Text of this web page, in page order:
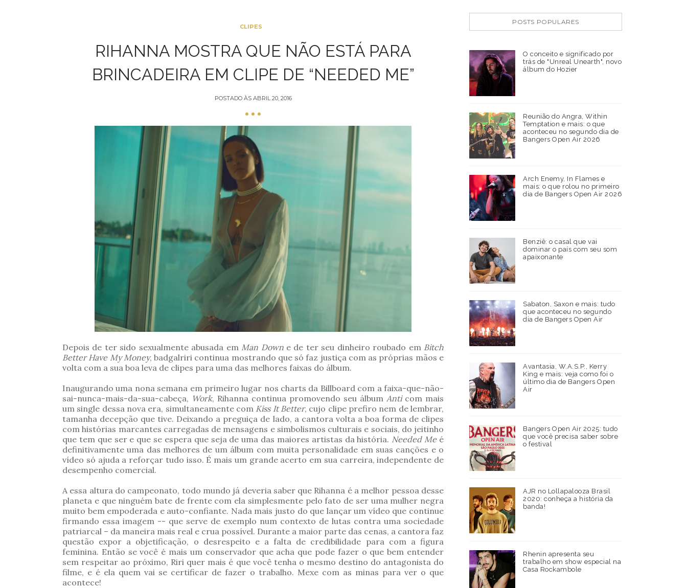
CLIPES
RIHANNA MOSTRA QUE NÃO ESTÁ PARA
BRINCADEIRA EM CLIPE DE “NEEDED ME”
POSTADO ÀS ABRIL 20, 2016
Depois de ter sido sexualmente abusada em Man Downe de ter seu dinheiro roubado em Bitch
Better Have My Money, badgalriri continua mostrando que só faz justiça com as próprias mãos e
volta com a sua boa leva de clipes para uma das melhores faixas do álbum.
Inaugurando uma nona semana em primeiro lugar nos charts da Billboard com a faixa-que-não-
sai-nunca-mais-da-sua-cabeça, Work, Rihanna continua promovendo seu álbum Anti com mais
um single dessa nova era, simultaneamente com Kiss It Better, cujo clipe prefiro nem de lembrar,
tamanha decepção que tive. Deixando a preguiça de lado, a cantora volta a boa forma de clipes
com histórias marcantes carregadas de mensagens e simbolismos culturais e sociais, do jeitinho
que tem que ser e que se espera que seja de uma das maiores artistas da história. Needed Meé
definitivamente uma das melhores de um álbum com muita personalidade em suas canções e o
vídeo só ajuda a reforçar tudo isso. É mais um grande acerto em sua carreira, independente de
desempenho comercial.
A essa altura do campeonato, todo mundo já deveria saber que Rihanna é a melhor pessoa desse
planeta e que ninguém bate de frente com ela simplesmente pelo fato de ser uma mulher negra
muito bem empoderada e auto-confiante. Nada mais justo do que lançar um vídeo que continue
firmando essa imagem -- que serve de exemplo num contexto de lutas contra uma sociedade
patriarcal – da maneira mais real e crua possível. Durante a maior parte das cenas, a cantora faz
questão expor a objetificação, o desrespeito e a falta de credibilidade para com a figura
feminina. Então se você é mais um conservador que acha que pode fazer o que bem entender
sem respeitar ao próximo, Riri quer mais é que você tenha o mesmo destino do antagonista do
filme, e é ela quem vai se certificar de fazer o trabalho. Mexe com as minas para ver o que
acontece!
POSTS POPULARES
O conceito e significado por
trás de "Unreal Unearth", novo
álbum do Hozier
Reunião do Angra, Within
Temptation e mais: o que
aconteceu no segundo dia de
Bangers Open Air 2026
Arch Enemy, In Flames e
mais: o que rolou no primeiro
dia de Bangers Open Air 2026
Benziê: o casal que vai
dominar o país com seu som
apaixonante
Sabaton, Saxon e mais: tudo
que aconteceu no segundo
dia de Bangers Open Air
Avantasia, W.A.S.P., Kerry
King e mais: veja como foi o
último dia de Bangers Open
Air
Bangers Open Air 2025: tudo
que você precisa saber sobre
o festival
AJR no Lollapalooza Brasil
2020: conheça a história da
banda!
Rhenin apresenta seu
trabalho em show especial na
Casa Rockambole